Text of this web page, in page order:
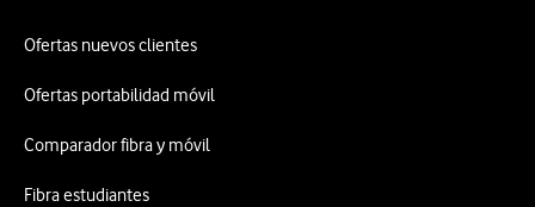
Ofertas nuevos clientes
Ofertas portabilidad móvil
Comparador fibra y móvil
Fibra estudiantes